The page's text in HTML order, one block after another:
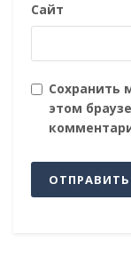
Сайт
Сохранить
этом